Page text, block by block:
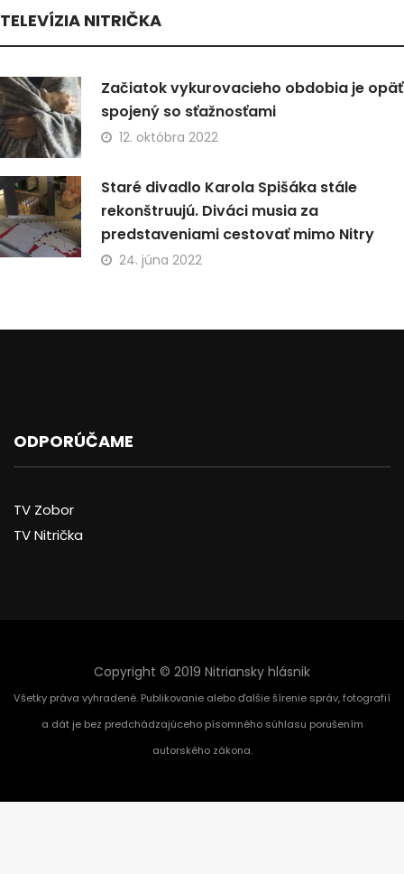
TELEVÍZIA NITRIČKA
Začiatok vykurovacieho obdobia je opäť
spojený so sťažnosťami
12. októbra 2022
Staré divadlo Karola Spišáka stále
rekonštruujú. Diváci musia za
predstaveniami cestovať mimo Nitry
24. júna 2022
ODPORÚČAME
TV Zobor
TV Nitrička
Copyright © 2019 Nitriansky hlásnik
Všetky práva vyhradené. Publikovanie alebo ďalšie šírenie správ, fotografií
a dát je bez predchádzajúceho písomného súhlasu porušením
autorského zákona.